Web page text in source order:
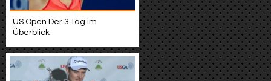
US Open Der 3.Tag im
Überblick